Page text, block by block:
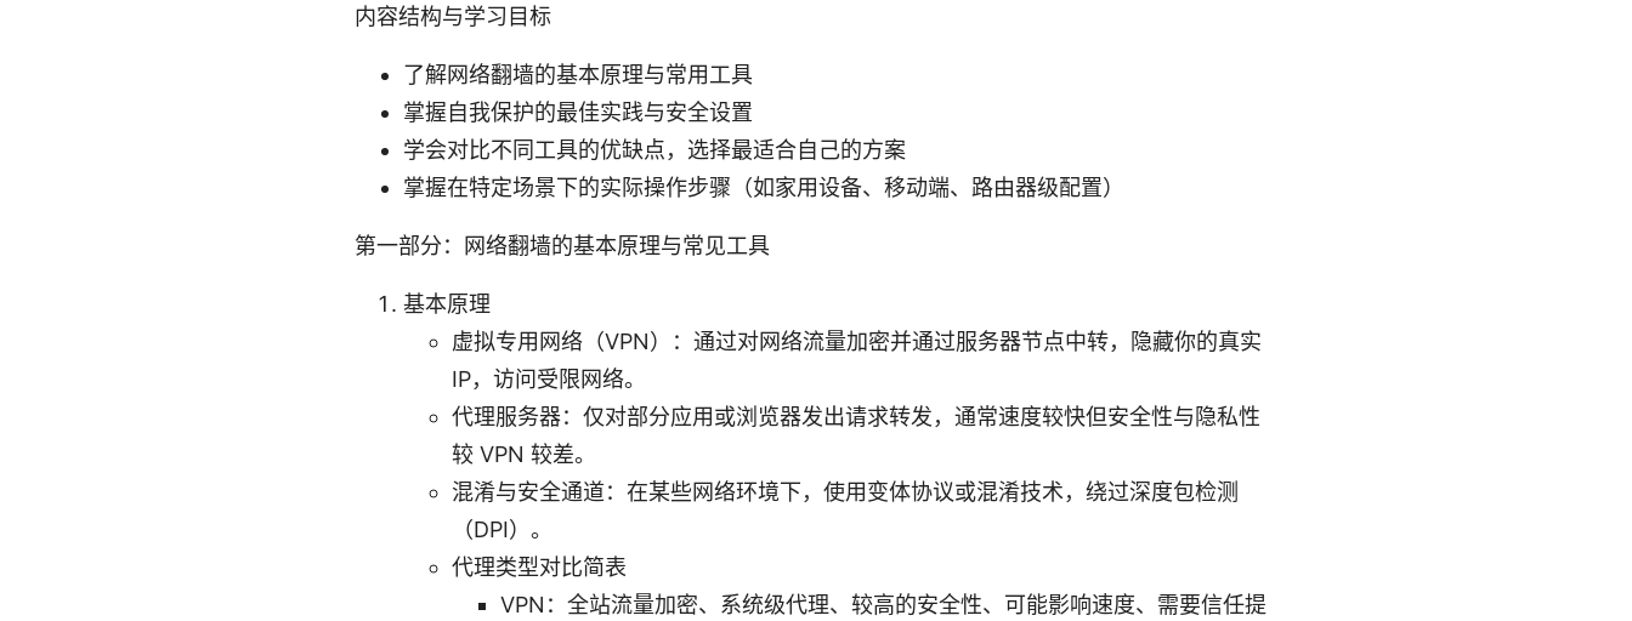
内容结构与学习目标
了解网络翻墙的基本原理与常用工具
掌握自我保护的最佳实践与安全设置
学会对比不同工具的优缺点，选择最适合自己的方案
掌握在特定场景下的实际操作步骤（如家用设备、移动端、路由器级配置）
第一部分：网络翻墙的基本原理与常见工具
基本原理
虚拟专用网络（VPN）：通过对网络流量加密并通过服务器节点中转，隐藏你的真实
IP，访问受限网络。
代理服务器：仅对部分应用或浏览器发出请求转发，通常速度较快但安全性与隐私性
较 VPN 较差。
混淆与安全通道：在某些网络环境下，使用变体协议或混淆技术，绕过深度包检测
（DPI）。
代理类型对比简表
VPN：全站流量加密、系统级代理、较高的安全性、可能影响速度、需要信任提